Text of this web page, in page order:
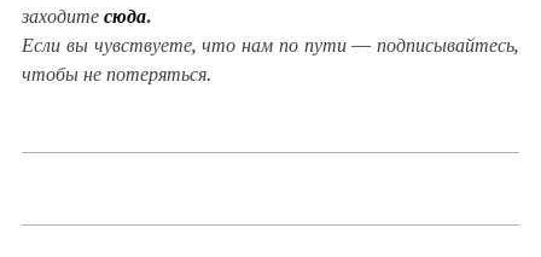
заходите сюда.
Если вы чувствуете, что нам по пути — подписывайтесь,
чтобы не потеряться.